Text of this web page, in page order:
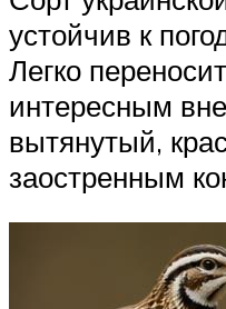
устойчив к
Легко
интересным
вытянутый,
заостренным